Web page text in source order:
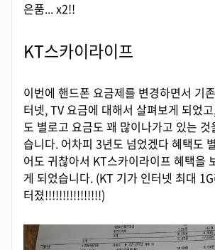
은품... x2!!
KT스카이라이프
이번에 핸드폰 요금제를 변경하면서 기
터넷, TV 요금에 대해서 살펴보게 되었
도 별로고 요금도 꽤 많이나가고 있는 것
습니다. 어차피 3년도 넘었겠다 혜택도
어도 귀찮아서 KT스카이라이프 혜택을
게 되었습니다. (KT 기가 인터넷 최대
터졌!!!!!!!!!!!!!!!!)